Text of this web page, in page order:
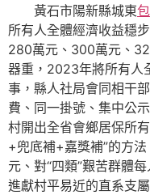
黃石市陽新縣城東
所有人全體經濟收益穩
280萬元、300萬元、
器重，2023年將所有人
事，縣人社局會同相干
費、同一掛號、集中公
村開出全省會鄉居保所
+兜底補+嘉獎補”的方
元、對“四類”艱苦群體
進獻村平易近的直系支